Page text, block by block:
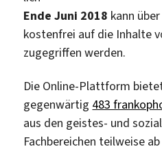
Ende Juni 2018 kann
kostenfrei auf die Inhalte
zugegriffen werden.
Die Online-Plattform
gegenwärtig 483
aus den geistes- und
Fachbereichen teilweise